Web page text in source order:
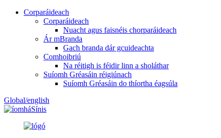
Corparáideach
Corparáideach
Nuacht agus faisnéis chorparáideach
Ár mBranda
Gach branda dár gcuideachta
Comhoibriú
Na réitigh is féidir linn a sholáthar
Suíomh Gréasáin réigiúnach
Suíomh Gréasáin do thíortha éagsúla
Global/english
Sínis